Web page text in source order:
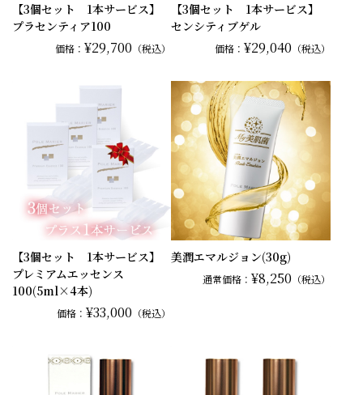
【3個セット 1本サービス】
プラセンティア100
価格：¥29,700 （税込）
【3個セット 1本サービス】
センシティブゲル
価格： ¥29,040 （税込）
【3個セット 1本サービス】
プレミアムエッセンス
100(5ml×4本)
価格：¥33,000 （税込）
美潤エマルジョン(30g)
通常価格： ¥8,250 （税込）